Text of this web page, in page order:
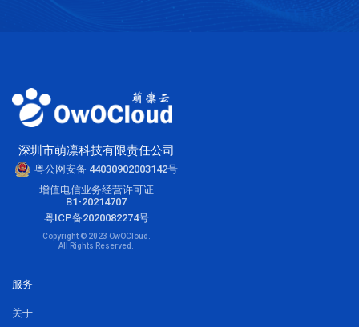
深圳市萌凛科技有限责任公司
粤公网安备 44030902003142号
增值电信业务经营许可证
B1-20214707
粤ICP备2020082274号
Copyright © 2023 OwOCloud.
All Rights Reserved.
服务
关于